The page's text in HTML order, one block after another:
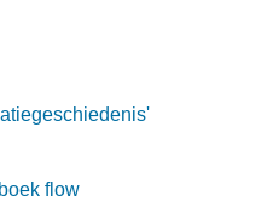
flow